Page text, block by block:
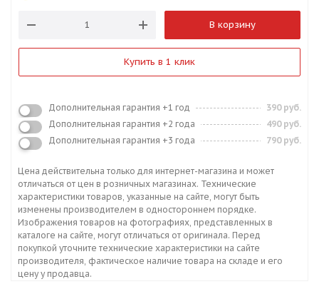
В корзину
Купить в 1 клик
Дополнительная гарантия +1 год
390 руб.
Дополнительная гарантия +2 года
490 руб.
Дополнительная гарантия +3 года
790 руб.
Цена действительна только для интернет-магазина и может
отличаться от цен в розничных магазинах. Технические
характеристики товаров, указанные на сайте, могут быть
изменены производителем в одностороннем порядке.
Изображения товаров на фотографиях, представленных в
каталоге на сайте, могут отличаться от оригинала. Перед
покупкой уточните технические характеристики на сайте
производителя, фактическое наличие товара на складе и его
цену у продавца.